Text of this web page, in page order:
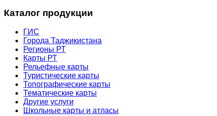
Каталог продукции
ГИС
Города Таджикистана
Регионы РТ
Карты РТ
Рельефные карты
Туристические карты
Топографические карты
Тематические карты
Другие услуги
Школьные карты и атласы